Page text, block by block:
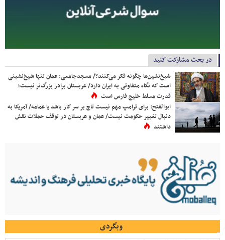
در بحث مشارکت کنید
شیخ‌نشین‌ها چگونه فکر می‌کنند؟/ مسجدجامعی: عمان تنها شیخ‌نشینی
است که نگاه متفاوتی به ایران دارد/ عربستان برادر بزرگ‌تر نیست؛
قدرت مسلط خلیج فارس است
ابوالفتح: برای ترامپ مهم نیست تاج بر سر کار باشد یا عمامه/ آمریکا به
دنبال تغییر حکومت نیست/ عمان و عربستان در توقف حملات نقش
داشتند
وبگردی